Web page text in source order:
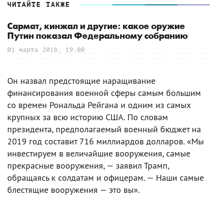
ЧИТАЙТЕ ТАКЖЕ
Сармат, кинжал и другие: какое оружие
Путин показал Федеральному собранию
01 марта 2018, 19:00
Он назвал предстоящие наращивание
финансирования военной сферы самым большим
со времен Рональда Рейгана и одним из самых
крупных за всю историю США. По словам
президента, предполагаемый военный бюджет на
2019 год составит 716 миллиардов долларов. «Мы
инвестируем в величайшие вооружения, самые
прекрасные вооружения, — заявил Трамп,
обращаясь к солдатам и офицерам. — Наши самые
блестящие вооружения — это вы».